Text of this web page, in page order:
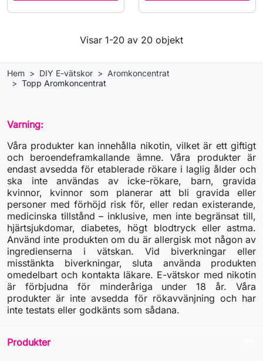
Visar 1-20 av 20 objekt
Hem DIY E-vätskor
Aromkoncentrat
Topp Aromkoncentrat
Varning:
Våra produkter kan innehålla nikotin, vilket är ett giftigt
och beroendeframkallande ämne. Våra produkter är
endast avsedda för etablerade rökare i laglig ålder och
ska inte användas av icke-rökare, barn, gravida
kvinnor, kvinnor som planerar att bli gravida eller
personer med förhöjd risk för, eller redan existerande,
medicinska tillstånd – inklusive, men inte begränsat till,
hjärtsjukdomar, diabetes, högt blodtryck eller astma.
Använd inte produkten om du är allergisk mot någon av
ingredienserna i vätskan. Vid biverkningar eller
misstänkta biverkningar, sluta använda produkten
omedelbart och kontakta läkare. E-vätskor med nikotin
är förbjudna för minderåriga under 18 år. Våra
produkter är inte avsedda för rökavvänjning och har
inte testats eller godkänts som sådana.
Produkter